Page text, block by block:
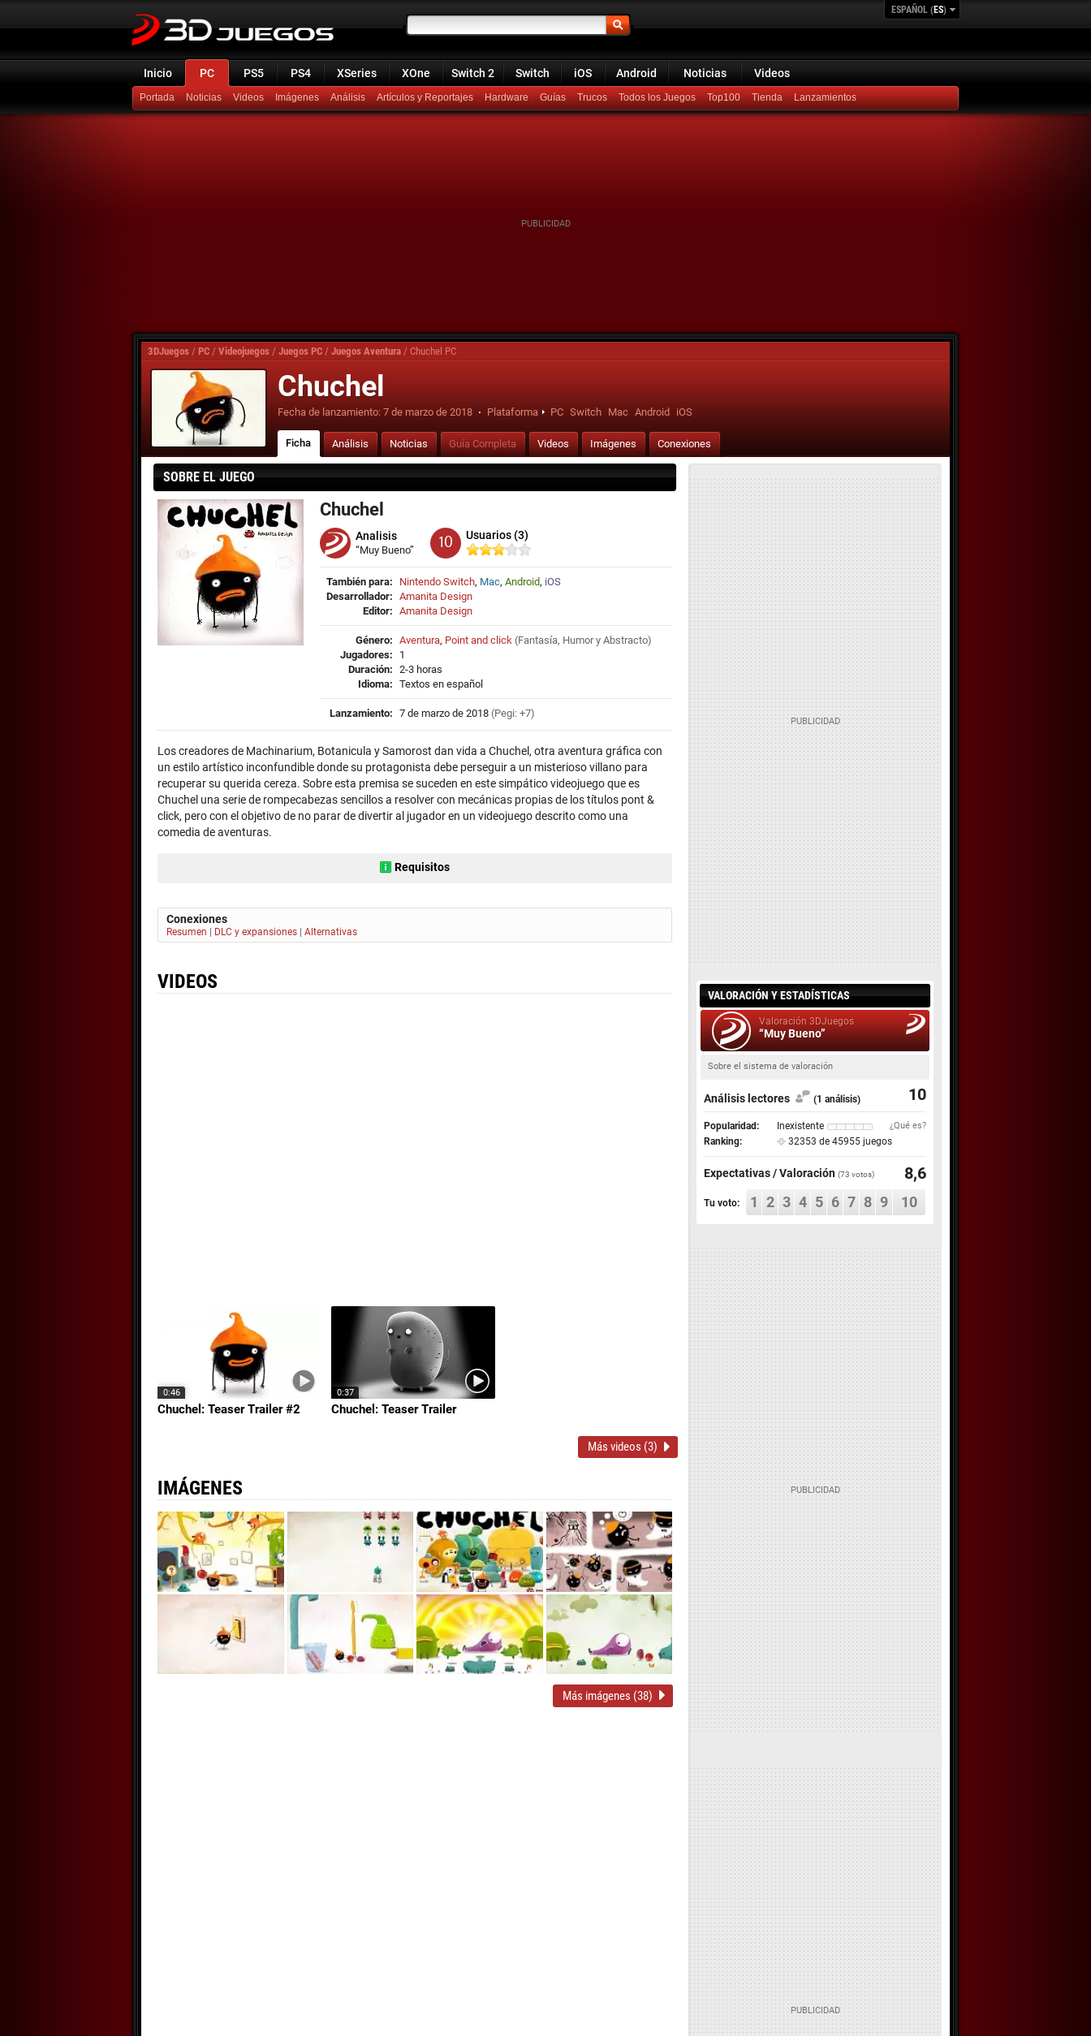
ESPAÑOL (ES)
Inicio PC PS5 PS4 XSeries XOne Switch 2 Switch iOS Android Noticias Videos
Portada Noticias Videos Imágenes Análisis Artículos y Reportajes Hardware Guías Trucos Todos los Juegos Top100 Lanzamientos
3DJuegos / PC / Videojuegos / Juegos PC / Juegos Aventura / Chuchel PC
Chuchel
Fecha de lanzamiento: 7 de marzo de 2018 · Plataforma PC Switch Mac Android iOS
Ficha Análisis Noticias Guía Completa Videos Imágenes Conexiones
SOBRE EL JUEGO
Chuchel
Analisis
“Muy Bueno” 10 Usuarios (3)
También para: Nintendo Switch, Mac, Android, iOS
Desarrollador: Amanita Design
Editor: Amanita Design
Género: Aventura, Point and click (Fantasía, Humory Abstracto)
Jugadores:
1
Duración: 2-3 horas
Idioma: Textos en español
Lanzamiento: 7 de marzo de 2018 (Pegi: +7)
Los creadores de Machinarium, Botanicula y Samorost dan vida a Chuchel, otra aventura gráfica con
un estilo artístico inconfundible donde su protagonista debe perseguir a un misterioso villano para
recuperar su querida cereza. Sobre esta premisa se suceden en este simpático videojuego que es
Chuchel una serie de rompecabezas sencillos a resolver con mecánicas propias de los títulos pont &
click, pero con el objetivo de no parar de divertir al jugador en un videojuego descrito como una
comedia de aventuras.
Requisitos
Conexiones
Resumen DLC y expansiones Alternativas
VIDEOS
0:46
Chuchel: Teaser Trailer #2
0:37
Chuchel: Teaser Trailer
Más videos (3)
IMÁGENES
Más imágenes (38)
VALORACIÓN Y ESTADÍSTICAS
Valoración 3DJuegos
“Muy Bueno”
Sobre el sistema de valoración
10
Análisis lectores (1 análisis)
Popularidad: Inexistente ¿Qué es?
Ranking: 32353 de 45955 juegos
Expectativas / Valoración (73 votos) 8,6
Tu voto: 1 2 3 4 5 6 7 8 9 10